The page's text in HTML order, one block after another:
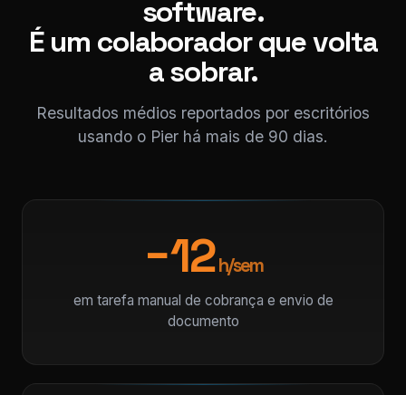
software.
É um colaborador que volta
a sobrar.
Resultados médios reportados por escritórios
usando o Pier há mais de 90 dias.
−12h/sem
em tarefa manual de cobrança e envio de
documento